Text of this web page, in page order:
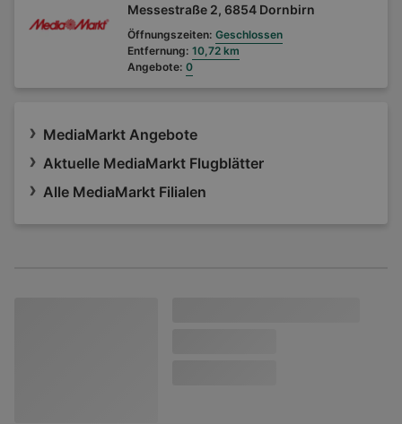
Messestraße 2, 6854 Dornbirn
Öffnungszeiten: Geschlossen
Entfernung: 10,72 km
Angebote: 0
MediaMarkt Angebote
Aktuelle MediaMarkt Flugblätter
Alle MediaMarkt Filialen